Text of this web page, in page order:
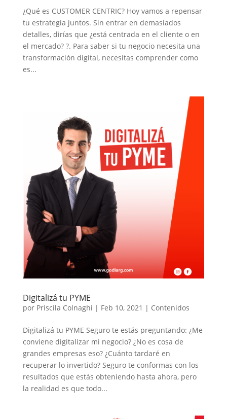
¿Qué es CUSTOMER CENTRIC? Hoy vamos a repensar
tu estrategia juntos. Sin entrar en demasiados
detalles, dirías que ¿está centrada en el cliente o en
el mercado? ?. Para saber si tu negocio necesita una
transformación digital, necesitas comprender como
es...
Digitalizá tu PYME
por Priscila Colnaghi | Feb 10, 2021 | Contenidos
Digitalizá tu PYME Seguro te estás preguntando: ¿Me
conviene digitalizar mi negocio? ¿No es cosa de
grandes empresas eso? ¿Cuánto tardaré en
recuperar lo invertido? Seguro te conformas con los
resultados que estás obteniendo hasta ahora, pero
la realidad es que todo...